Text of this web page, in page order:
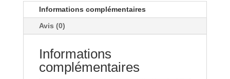
0.6mod
17T(EP)1PC
Informations complémentaires
Avis (0)
Informations
complémentaires